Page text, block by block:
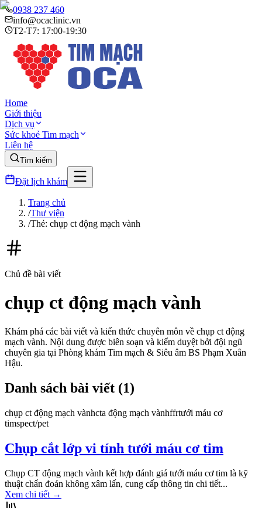
0938 237 460
info@ocaclinic.vn
T2-T7: 17:00-19:30
Home
Giới thiệu
Dịch vụ
Sức khoẻ Tim mạch
Liên hệ
Tìm kiếm
Đặt lịch khám
Trang chủ
/Thư viện
/Thẻ: chụp ct động mạch vành
Chủ đề bài viết
chụp ct động mạch vành
Khám phá các bài viết và kiến thức chuyên môn về chụp ct động
mạch vành. Nội dung được biên soạn và kiểm duyệt bởi đội ngũ
chuyên gia tại Phòng khám Tim mạch & Siêu âm BS Phạm Xuân
Hậu.
Danh sách bài viết (1)
chụp ct động mạch vànhcta động mạch vànhffrtưới máu cơ
timspect/pet
Chụp cắt lớp vi tính tưới máu cơ tim
Chụp CT động mạch vành kết hợp đánh giá tưới máu cơ tim là kỹ
thuật chẩn đoán không xâm lấn, cung cấp thông tin chi tiết...
Xem chi tiết →